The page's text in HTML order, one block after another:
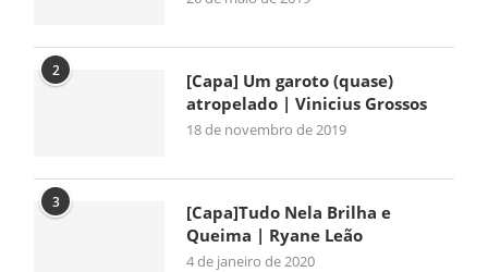
2
[Capa] Um garoto (quase)
atropelado | Vinicius Grossos
18 de novembro de 2019
3
[Capa]Tudo Nela Brilha e
Queima | Ryane Leão
4 de janeiro de 2020